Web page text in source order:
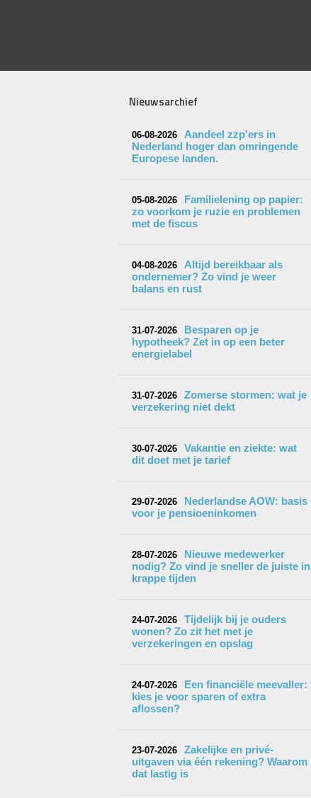
Nieuwsarchief
06-08-2026
Aandeel zzp'ers in
Nederland hoger dan omringende
Europese landen.
05-08-2026
Familielening op papier:
zo voorkom je ruzie en problemen
met de fiscus
04-08-2026
Altijd bereikbaar als
ondernemer? Zo vind je weer
balans en rust
31-07-2026
Besparen op je
hypotheek? Zet in op een beter
energielabel
31-07-2026
Zomerse stormen: wat je
verzekering niet dekt
30-07-2026
Vakantie en ziekte: wat
dit doet met je tarief
29-07-2026
Nederlandse AOW: basis
voor je pensioeninkomen
28-07-2026
Nieuwe medewerker
nodig? Zo vind je sneller de juiste in
krappe tijden
24-07-2026
Tijdelijk bij je ouders
wonen? Zo zit het met je
verzekeringen en opslag
24-07-2026
Een financiële meevaller:
kies je voor sparen of extra
aflossen?
23-07-2026
Zakelijke en privé-
uitgaven via één rekening? Waarom
dat lastig is